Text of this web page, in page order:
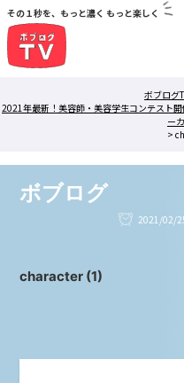
その１秒を、もっと濃く もっと楽しく
ボブログ
2021年最新！美容師・美容学生コンテス
ー
>
ボブログ
2021/02/
character (1)